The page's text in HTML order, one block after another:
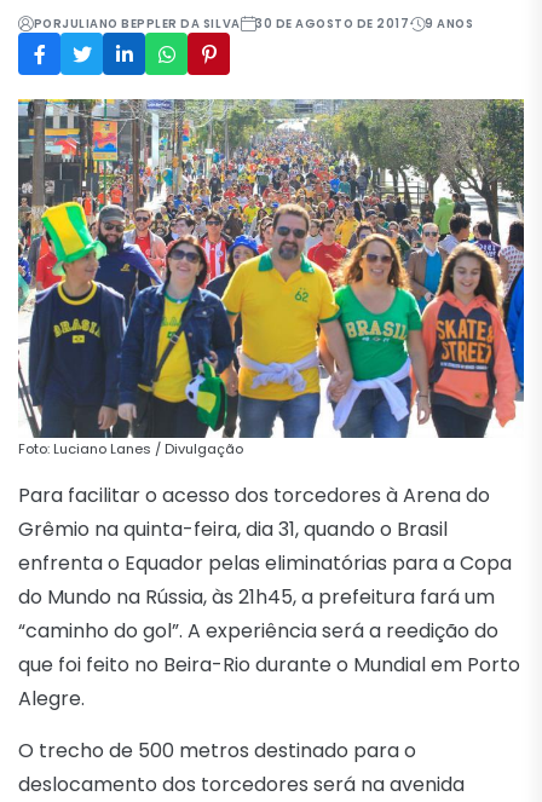
PORJULIANO BEPPLER DA SILVA 30 DE AGOSTO DE 2017 9 ANOS
Foto: Luciano Lanes / Divulgação
Para facilitar o acesso dos torcedores à Arena do
Grêmio na quinta-feira, dia 31, quando o Brasil
enfrenta o Equador pelas eliminatórias para a Copa
do Mundo na Rússia, às 21h45, a prefeitura fará um
“caminho do gol”. A experiência será a reedição do
que foi feito no Beira-Rio durante o Mundial em Porto
Alegre.
O trecho de 500 metros destinado para o
deslocamento dos torcedores será na avenida